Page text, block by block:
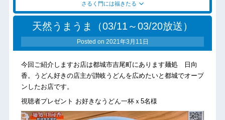
さるく門には福きたる
天然うまうま（03/11～03/20放送）
Posted on 2021年3月11日
今回ご紹介しますお店は都城市吉尾町にあります麺処 日向
香。
うどん好きの店主が讃岐うどんを広めたいと都城でオープ
ンしたお店です。
視聴者プレゼント お好きなうどん一杯ｘ5名様